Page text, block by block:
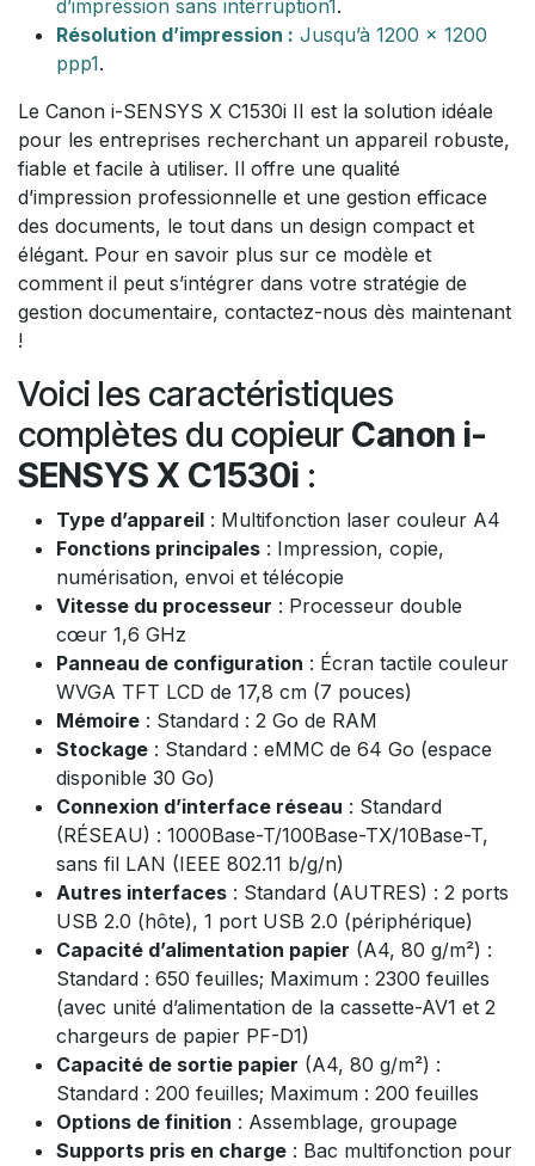
d’impression sans interruption1 .
Résolution d’impression : Jusqu’à 1200 x 1200
ppp1.
Le Canon i-SENSYS X C1530i II est la solution idéale
pour les entreprises recherchant un appareil robuste,
fiable et facile à utiliser. Il offre une qualité
d’impression professionnelle et une gestion efficace
des documents, le tout dans un design compact et
élégant. Pour en savoir plus sur ce modèle et
comment il peut s’intégrer dans votre stratégie de
gestion documentaire, contactez-nous dès maintenant
!
Voici les caractéristiques
complètes du copieur Canon i-
SENSYS X C1530i :
Type d’appareil : Multifonction laser couleur A4
Fonctions principales : Impression, copie,
numérisation, envoi et télécopie
Vitesse du processeur : Processeur double
cœur 1,6 GHz
Panneau de configuration : Écran tactile couleur
WVGA TFT LCD de 17,8 cm (7 pouces)
Mémoire : Standard : 2 Go de RAM
Stockage : Standard : eMMC de 64 Go (espace
disponible 30 Go)
Connexion d’interface réseau : Standard
(RÉSEAU) : 1000Base-T/100Base-TX/10Base-T,
sans fil LAN (IEEE 802.11 b/g/n)
Autres interfaces : Standard (AUTRES) : 2 ports
USB 2.0 (hôte), 1 port USB 2.0 (périphérique)
Capacité d’alimentation papier (A4, 80 g/m²) :
Standard : 650 feuilles; Maximum : 2300 feuilles
(avec unité d’alimentation de la cassette-AV1 et 2
chargeurs de papier PF-D1)
Capacité de sortie papier (A4, 80 g/m²) :
Standard : 200 feuilles; Maximum : 200 feuilles
Options de finition : Assemblage, groupage
Supports pris en charge : Bac multifonction pour